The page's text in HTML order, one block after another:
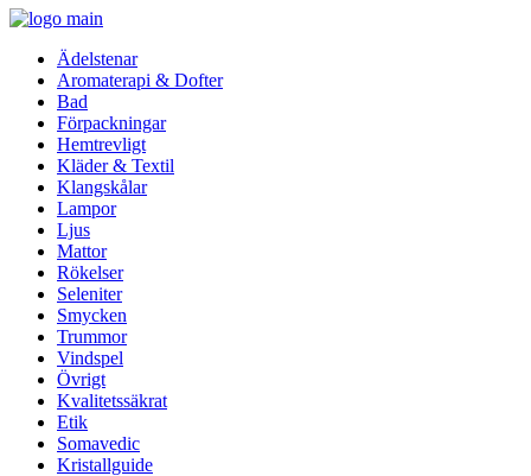
Ädelstenar
Aromaterapi & Dofter
Bad
Förpackningar
Hemtrevligt
Kläder & Textil
Klangskålar
Lampor
Ljus
Mattor
Rökelser
Seleniter
Smycken
Trummor
Vindspel
Övrigt
Kvalitetssäkrat
Etik
Somavedic
Kristallguide